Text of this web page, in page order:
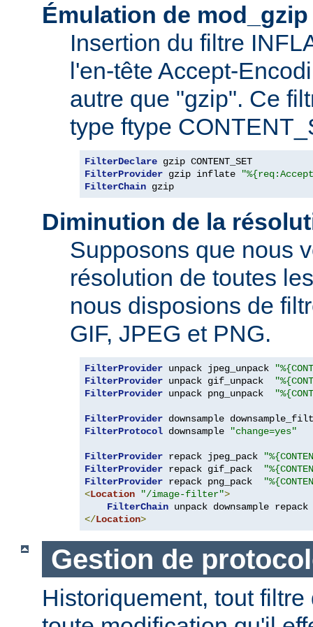
Émulation de
Insertion du filtre
l'en-tête Accept-
autre que "gzip". Ce
type ftype
FilterDeclare
FilterProvider gzip inflate
FilterChain gzip
Diminution de la
Supposons que nous
résolution de toutes
nous disposions de
GIF, JPEG et PNG.
FilterProvider unpack jpeg_unpack
FilterProvider unpack gif_unpack
FilterProvider unpack png_unpack
FilterProvider downsample
FilterProtocol downsample "change=yes"
FilterProvider repack jpeg_pack
FilterProvider repack gif_pack
FilterProvider repack png_pack
<Location "/image-filter">
FilterChain
</Location>
Gestion de
Historiquement, tout